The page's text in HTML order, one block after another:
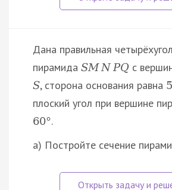
Дана правильная
пирамида SM N PQ с
S, сторона основания равна 5
плоский угол при вершине
60°.
а) Постройте сечение